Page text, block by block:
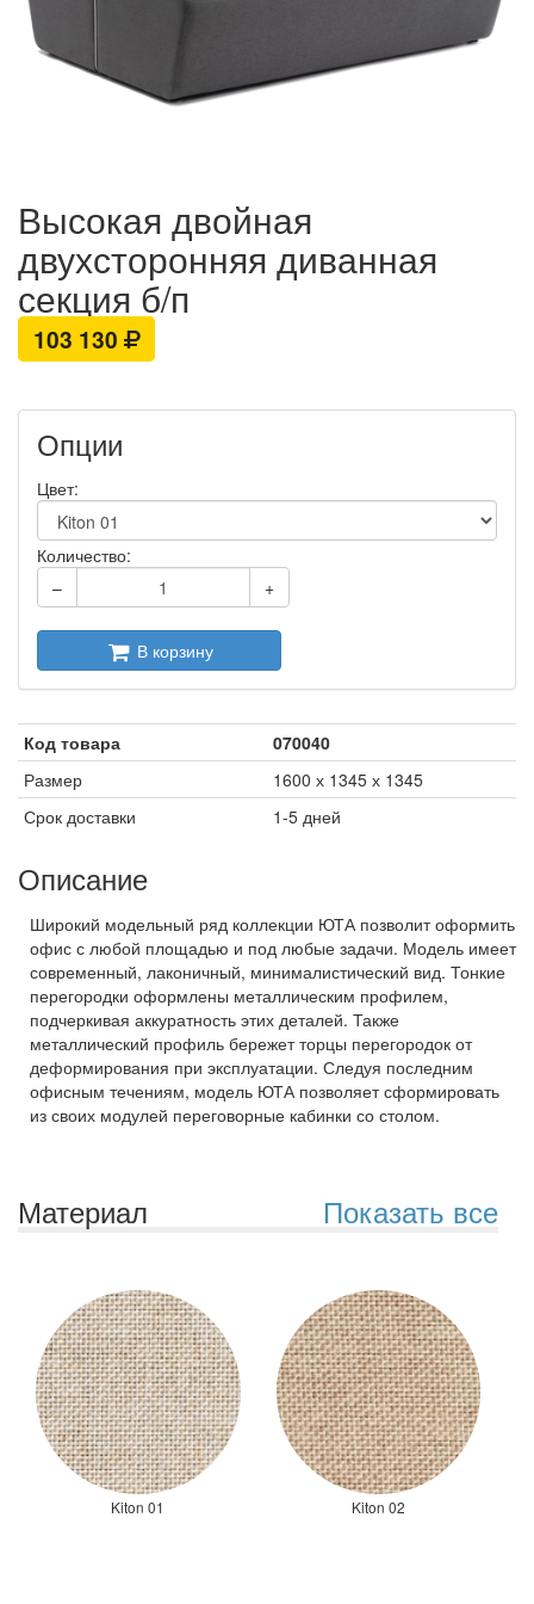
Высокая двойная
двухсторонняя диванная
секция б/п
103 130
Опции
Цвет:
Количество:
–
+
В корзину
Код товара
070040
Размер
1600 х 1345 х 1345
Срок доставки
1-5 дней
Описание
Широкий модельный ряд коллекции ЮТА позволит оформить
офис с любой площадью и под любые задачи. Модель имеет
современный, лаконичный, минималистический вид. Тонкие
перегородки оформлены металлическим профилем,
подчеркивая аккуратность этих деталей. Также
металлический профиль бережет торцы перегородок от
деформирования при эксплуатации. Следуя последним
офисным течениям, модель ЮТА позволяет сформировать
из своих модулей переговорные кабинки со столом.
Показать все
Материал
Kiton 01 Kiton 02